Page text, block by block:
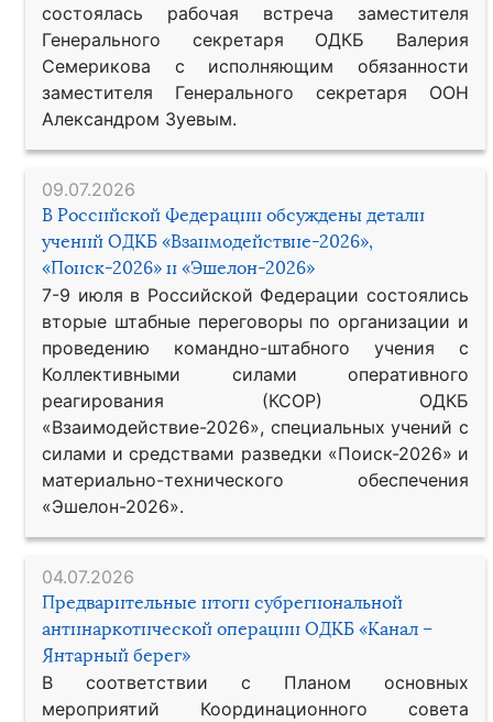
состоялась рабочая встреча заместителя
Генерального секретаря ОДКБ Валерия
Семерикова с исполняющим обязанности
заместителя Генерального секретаря ООН
Александром Зуевым.
09.07.2026
В Российской Федерации обсуждены детали
учений ОДКБ «Взаимодействие-2026»,
«Поиск-2026» и «Эшелон-2026»
7-9 июля в Российской Федерации состоялись
вторые штабные переговоры по организации и
проведению командно-штабного учения с
Коллективными силами оперативного
реагирования (КСОР) ОДКБ
«Взаимодействие-2026», специальных учений с
силами и средствами разведки «Поиск-2026» и
материально-технического обеспечения
«Эшелон-2026».
04.07.2026
Предварительные итоги субрегиональной
антинаркотической операции ОДКБ «Канал –
Янтарный берег»
В соответствии с Планом основных
мероприятий Координационного совета